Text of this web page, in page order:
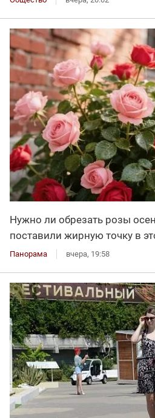
Нужно ли обрезать розы
поставили жирную точку в
Панорама вчера, 19:58